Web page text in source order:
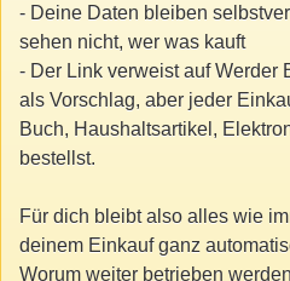
- Deine Daten bleiben
sehen nicht, wer was kauft
- Der Link verweist auf Werder
als Vorschlag, aber jeder
Buch, Haushaltsartikel,
bestellst.
Für dich bleibt also alles wie
deinem Einkauf ganz
Worum weiter betrieben